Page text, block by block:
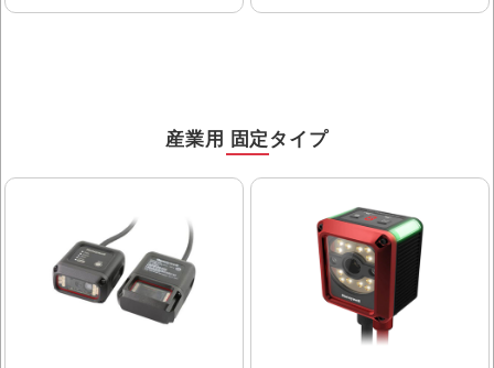
産業用 固定タイプ